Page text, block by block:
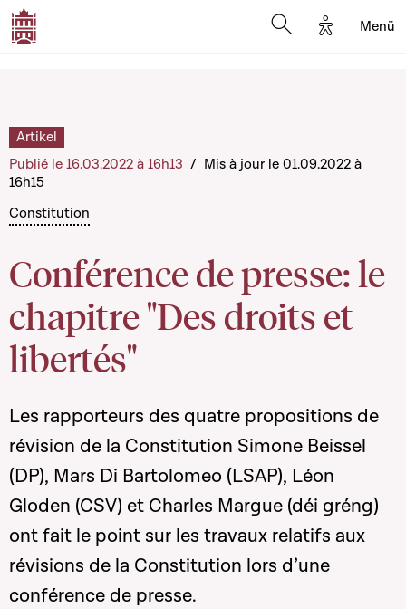
Options
Menü
Constitution
Conférence de presse: le
chapitre "Des droits et
libertés"
Artikel
Publié le 16.03.2022 à 16h13 / Mis à jour le 01.09.2022 à
16h15
Les rapporteurs des quatre propositions de
révision de la Constitution Simone Beissel
(DP), Mars Di Bartolomeo (LSAP), Léon
Gloden (CSV) et Charles Margue (déi gréng)
ont fait le point sur les travaux relatifs aux
révisions de la Constitution lors d’une
conférence de presse.